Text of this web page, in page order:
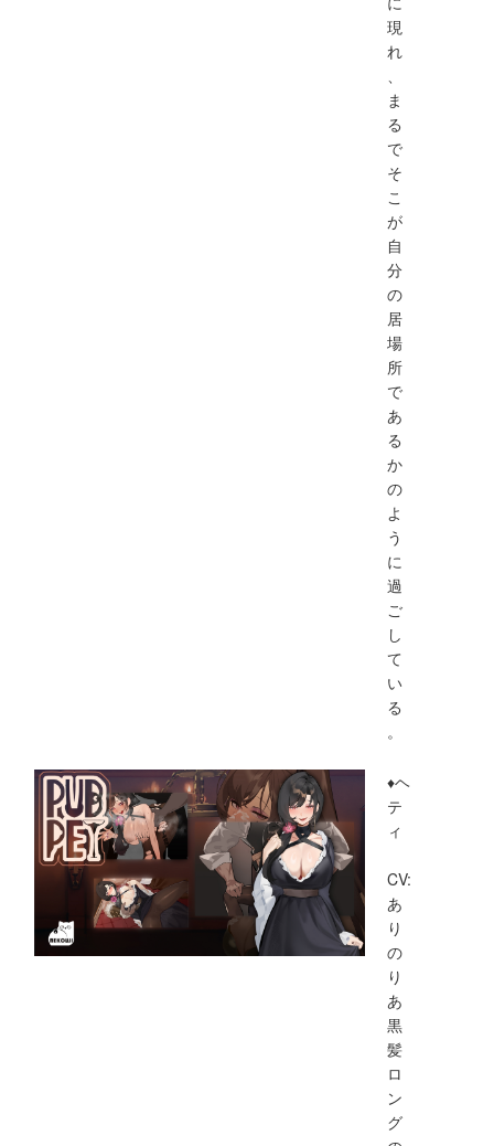
現
れ
ま
る
で
そ
こ
が
自
分
の
居
場
所
で
あ
る
か
の
よ
う
に
過
ご
し
て
い
る
。
♦ヘ
テ
ィ
CV:
あ
り
の
り
あ
黒
髪
ロ
ン
グ